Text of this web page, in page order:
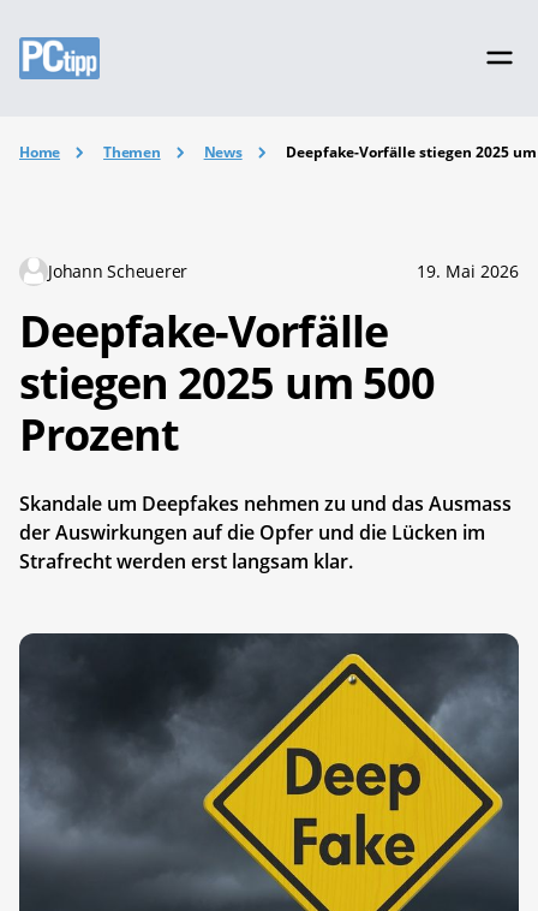
Home Themen News Deepfake-Vorfälle stiegen 2025
Johann Scheuerer 19. Mai 2026
Deepfake-Vorfälle
stiegen 2025 um 500
Prozent
Skandale um Deepfakes nehmen zu und das Ausmass
der Auswirkungen auf die Opfer und die Lücken im
Strafrecht werden erst langsam klar.